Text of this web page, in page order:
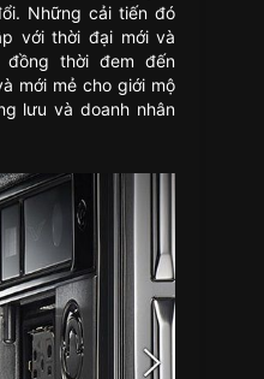
Những cải tiến đó
với thời đại mới và
thời đem đến
mới mẻ cho giới mộ
lưu và doanh nhân